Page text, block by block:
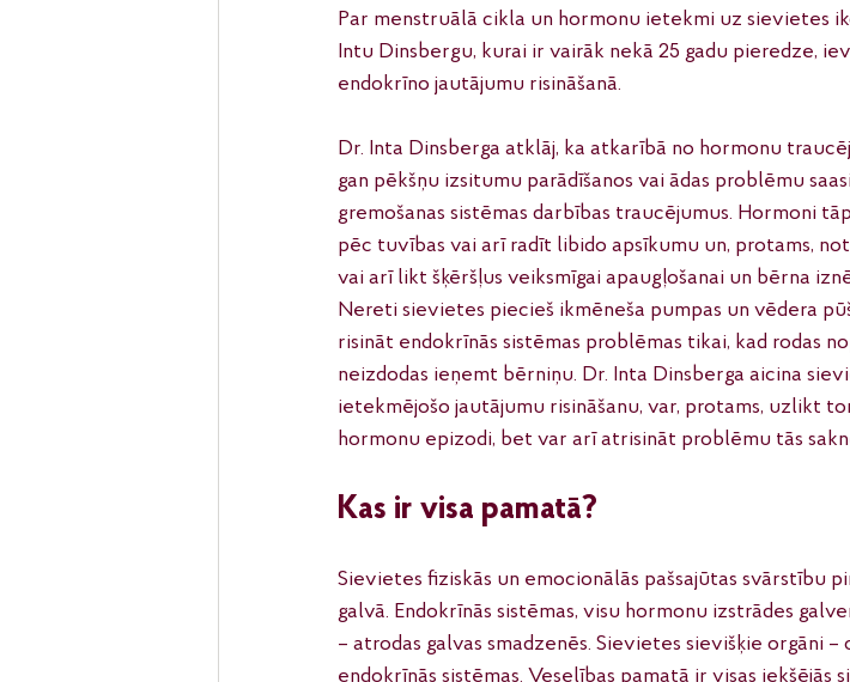
Par menstruālā cikla un hormonu ietekmi uz sievietes
Intu Dinsbergu, kurai ir vairāk nekā 25 gadu pieredze,
endokrīno jautājumu risināšanā.
Dr. Inta Dinsberga atklāj, ka atkarībā no hormonu
gan pēkšņu izsitumu parādīšanos vai ādas problēmu
gremošanas sistēmas darbības traucējumus. Hormoni
pēc tuvības vai arī radīt libido apsīkumu un, protams,
vai arī likt šķēršļus veiksmīgai apaugļošanai un bērna
Nereti sievietes piecieš ikmēneša pumpas un vēdera
risināt endokrīnās sistēmas problēmas tikai, kad rodas
neizdodas ieņemt bērniņu. Dr. Inta Dinsberga aicina
ietekmējošo jautājumu risināšanu, var, protams, uzlikt
hormonu epizodi, bet var arī atrisināt problēmu tās
Kas ir visa pamatā?
Sievietes fiziskās un emocionālās pašsajūtas svārstību
galvā. Endokrīnās sistēmas, visu hormonu izstrādes
– atrodas galvas smadzenēs. Sievietes sievišķie orgāni
endokrīnās sistēmas. Veselības pamatā ir visas iekšējās